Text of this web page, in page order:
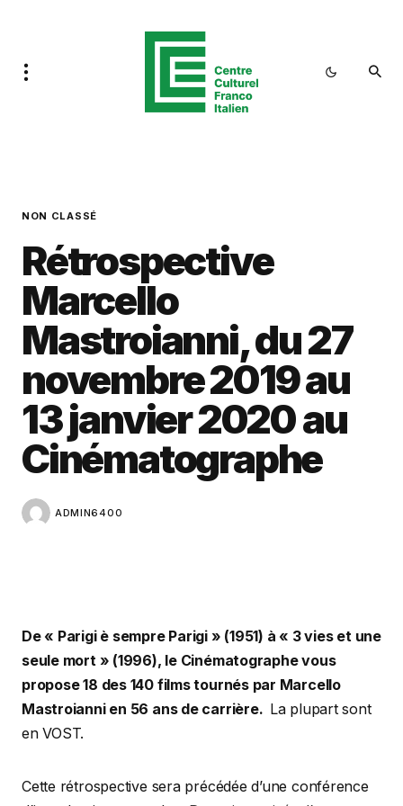
NON CLASSÉ
Rétrospective
Marcello
Mastroianni, du 27
novembre 2019 au
13 janvier 2020 au
Cinématographe
ADMIN6400
De « Parigi è sempre Parigi » (1951) à « 3 vies et une
seule mort » (1996), le Cinématographe vous
propose 18 des 140 films tournés par Marcello
Mastroianni en 56 ans de carrière. La plupart sont
en VOST.
Cette rétrospective sera précédée d’une conférence